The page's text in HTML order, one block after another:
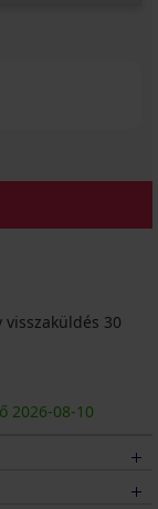
30
2026-08-10